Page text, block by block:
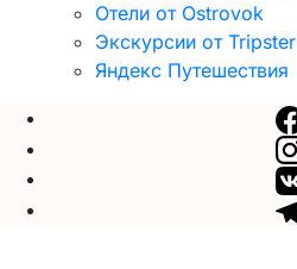
Отели от Ostrovok
Экскурсии от Tripster
Яндекс Путешествия